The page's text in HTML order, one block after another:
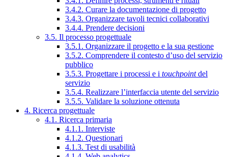
3.4.2. Curare la documentazione di progetto
3.4.3. Organizzare tavoli tecnici collaborativi
3.4.4. Prendere decisioni
3.5. Il processo progettuale
3.5.1. Organizzare il progetto e la sua gestione
3.5.2. Comprendere il contesto d’uso del servizio
pubblico
3.5.3. Progettare i processi e i touchpointdel
servizio
3.5.4. Realizzare l’interfaccia utente del servizio
3.5.5. Validare la soluzione ottenuta
4. Ricerca progettuale
4.1. Ricerca primaria
4.1.1. Interviste
4.1.2. Questionari
4.1.3. Test di usabilità